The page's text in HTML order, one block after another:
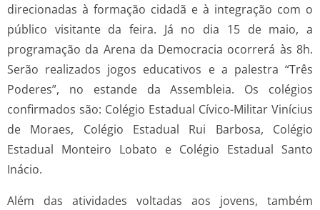
direcionadas à formação cidadã e à integração com o
público visitante da feira. Já no dia 15 de maio, a
programação da Arena da Democracia ocorrerá às 8h.
Serão realizados jogos educativos e a palestra “Três
Poderes”, no estande da Assembleia. Os colégios
confirmados são: Colégio Estadual Cívico-Militar Vinícius
de Moraes, Colégio Estadual Rui Barbosa, Colégio
Estadual Monteiro Lobato e Colégio Estadual Santo
Inácio.
Além das atividades voltadas aos jovens, também